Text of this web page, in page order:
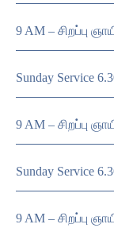
9 AM – சிறப்பு
Sunday Service
9 AM – சிறப்பு
Sunday Service
9 AM – சிறப்பு